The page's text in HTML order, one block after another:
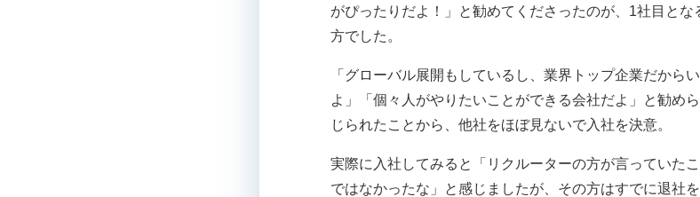
がぴったりだよ！」と勧めてくださったのが、1社目と
方でした。
「グローバル展開もしているし、業界トップ企業だから
よ」「個々人がやりたいことができる会社だよ」と勧め
じられたことから、他社をほぼ見ないで入社を決意。
実際に入社してみると「リクルーターの方が言っていた
ではなかったな」と感じましたが、その方はすでに退社を